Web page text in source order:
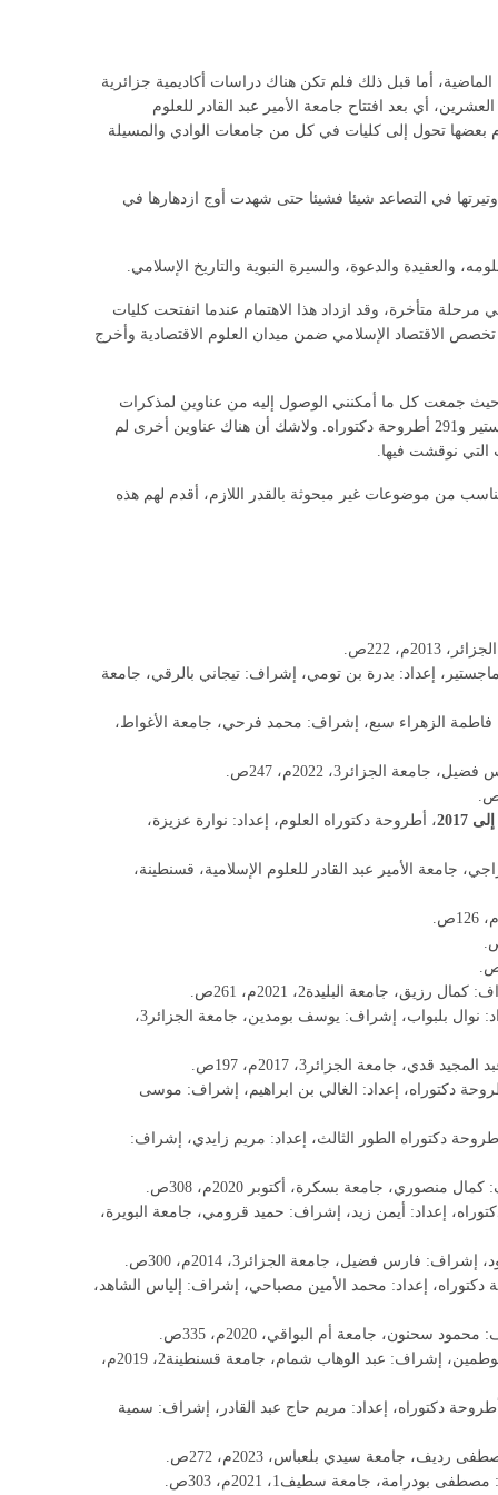
الماضية، أما قبل ذلك فلم تكن هناك دراسات أكاديمية جزائرية
أي بعد افتتاح جامعة الأمير عبد القادر للعلوم
بعضها تحول إلى كليات في كل من جامعات الوادي والمسيلة
في التصاعد شيئا فشيئا حتى شهدت أوج ازدهارها في
والعقيدة والدعوة، والسيرة النبوية والتاريخ الإسلامي.
مرحلة متأخرة، وقد ازداد هذا الاهتمام عندما انفتحت كليات
الاقتصاد الإسلامي ضمن ميدان العلوم الاقتصادية وأخرج
حيث جمعت كل ما أمكنني الوصول إليه من عناوين لمذكرات
الماجستير وأطروحات الدكتوراه التي نوقشت في مختلف الجامعات الجزائرية في هذا المجال، وقد بلغ مجموعها 440 عنوانا، منها 149 مذكرة ماجستير و291 أطروحة دكتوراه. ولاشك أن هناك عناوين أخرى لم
التي نوقشت فيها.
من موضوعات غير مبحوثة بالقدر اللازم، أقدم لهم هذه
222ص.
إعداد: بدرة بن تومي، إشراف: تيجاني بالرقي، جامعة
فاطمة الزهراء سبع، إشراف: محمد فرحي، جامعة الأغواط،
الجزائر3، 2022م، 247ص.
، أطروحة دكتوراه العلوم، إعداد: نوارة عزيزة،
جامعة الأمير عبد القادر للعلوم الإسلامية، قسنطينة،
جامعة البليدة2، 2021م، 261ص.
، أطروحة دكتوراه، إعداد: نوال بلبواب، إشراف: يوسف بومدين، جامعة الجزائر3،
جامعة الجزائر3، 2017م، 197ص.
دكتوراه، إعداد: الغالي بن ابراهيم، إشراف: موسى
دكتوراه الطور الثالث، إعداد: مريم زايدي، إشراف:
جامعة بسكرة، أكتوبر 2020م، 308ص.
إعداد: أيمن زيد، إشراف: حميد قرومي، جامعة البويرة،
فارس فضيل، جامعة الجزائر3، 2014م، 300ص.
دكتوراه، إعداد: محمد الأمين مصباحي، إشراف: إلياس الشاهد،
سحنون، جامعة أم البواقي، 2020م، 335ص.
، أطروحة دكتوراه، إعداد: لبنى بوطمين، إشراف: عبد الوهاب شمام، جامعة قسنطينة2، 2019م،
دكتوراه، إعداد: مريم حاج عبد القادر، إشراف: سمية
جامعة سيدي بلعباس، 2023م، 272ص.
جامعة سطيف1، 2021م، 303ص.